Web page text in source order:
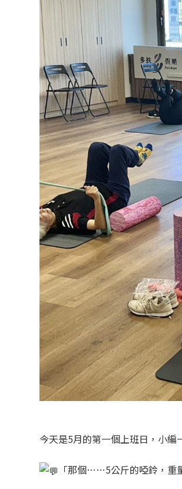
今天是5月的第一個上班日，小
「那個……5公斤的啞鈴，重